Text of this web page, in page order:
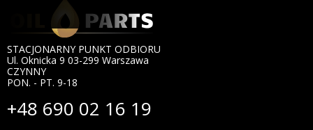
STACJONARNY PUNKT ODBIORU
Ul. Oknicka 9 03-299 Warszawa
CZYNNY
PON. - PT. 9-18
+48 690 02 16 19